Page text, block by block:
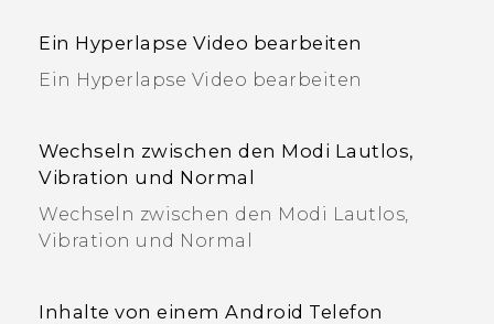
Ein Hyperlapse Video bearbeiten
Ein Hyperlapse Video bearbeiten
Wechseln zwischen den Modi Lautlos,
Vibration und Normal
Wechseln zwischen den Modi Lautlos,
Vibration und Normal
Inhalte von einem Android Telefon